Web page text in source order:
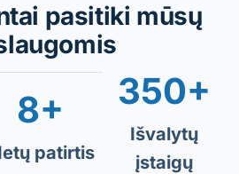
pasitiki mūsų
8+
patirtis
350+
Išvalytų
įstaigų